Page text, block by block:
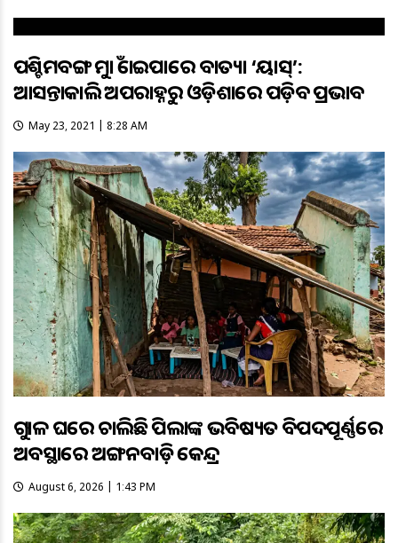
ପଶ୍ଚିମବଙ୍ଗ ମୁହାଁ ହୋଇପାରେ ବାତ୍ୟା ‘ୟାସ୍’:
ଆସନ୍ତାକାଲି ଅପରାହ୍ନରୁ ଓଡ଼ିଶାରେ ପଡ଼ିବ ପ୍ରଭାବ
May 23, 2021 | 8:28 AM
ଗୁହାଳ ଘରେ ଚାଲିଛି ପିଲାଙ୍କ ଭବିଷ୍ୟତ ବିପଦପୂର୍ଣ୍ଣରେ
ଅବସ୍ଥାରେ ଅଙ୍ଗନବାଡ଼ି କେନ୍ଦ୍ର
August 6, 2026 | 1:43 PM